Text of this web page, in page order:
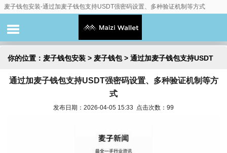
麦子钱包安装-通过加麦子钱包支持USDT强密码设置、多种验证机制等方式
你的位置： 麦子钱包安装 > 麦子钱包> 通过加麦子钱包支持USDT
强密码设置、多种验证机制等方式
通过加麦子钱包支持USDT强密码设置、多种验证机制等方
式
发布日期：2026-04-05 15:33 点击次数：99